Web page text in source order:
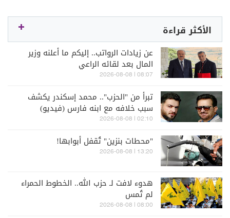
الأكثر قراءة
عن زيادات الرواتب.. إليكم ما أعلنه وزير
المال بعد لقائه الراعي
08:07 | 2026-08-08
تبرأ من "الحزب".. محمد إسكندر يكشف
سبب خلافه مع ابنه فارس (فيديو)
02:10 | 2026-08-08
"محطات بنزين" تُقفل أبوابها!
13:20 | 2026-08-08
هدوء لافت لـ حزب الله.. الخطوط الحمراء
لم تُمس
08:00 | 2026-08-08